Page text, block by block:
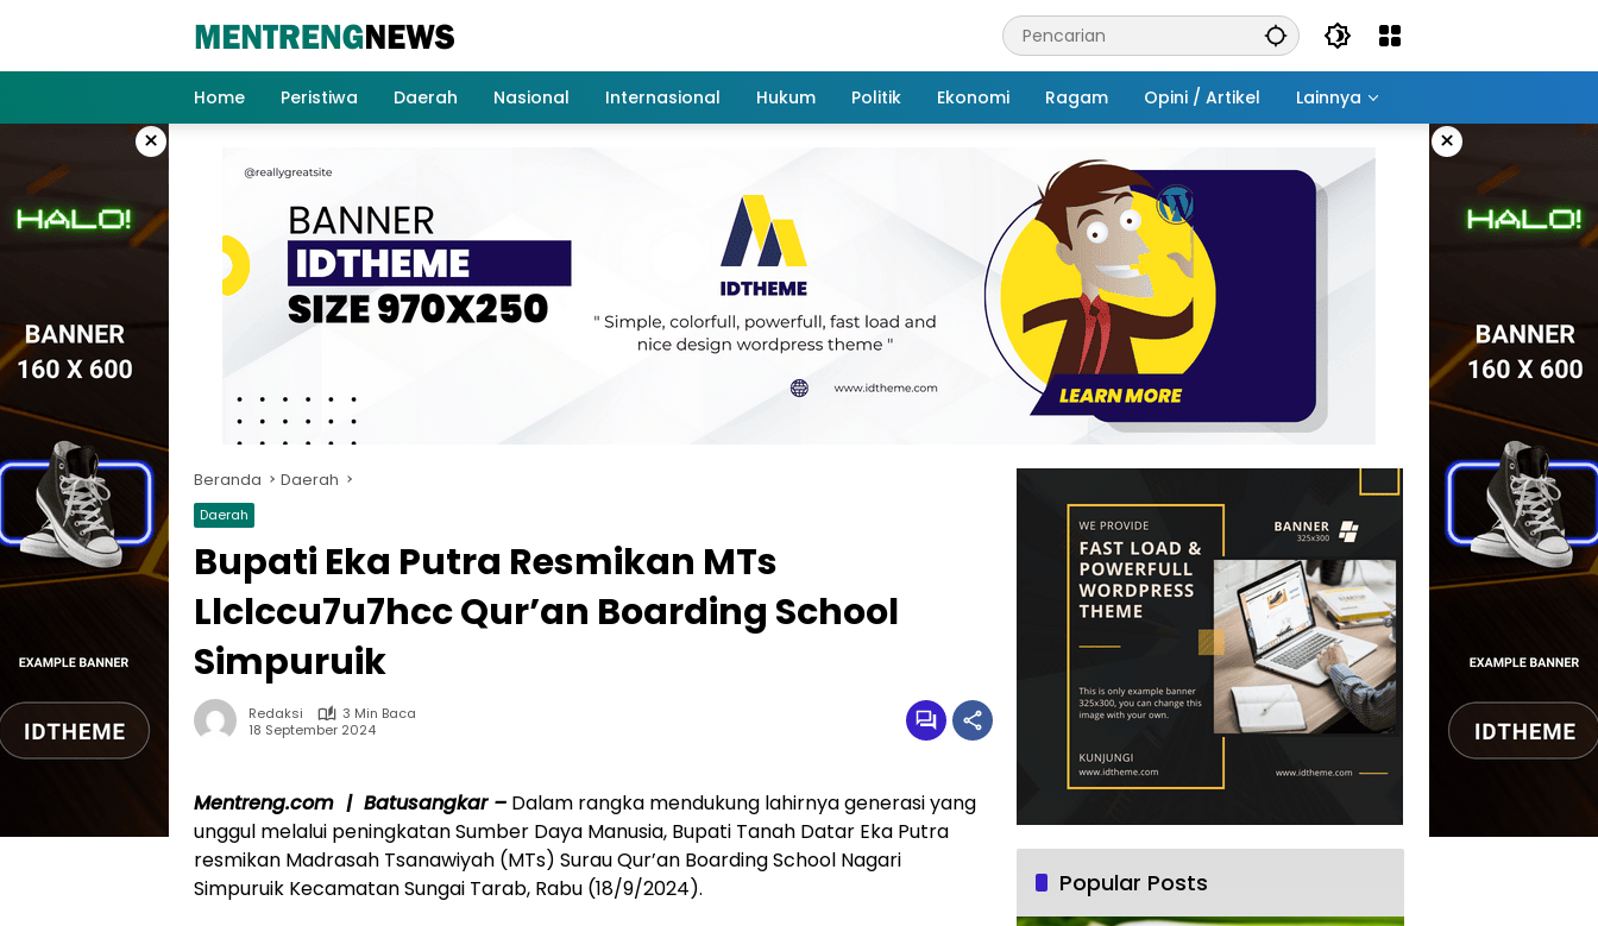
Home
Peristiwa Daerah Nasional Internasional Hukum Politik Ekonomi Ragam Opini / Artikel Lainnya
× ×
Beranda Daerah
Daerah
Bupati Eka Putra Resmikan MTs
Llclccu7u7hcc Qur’an Boarding School
Simpuruik
Redaksi
3 Min Baca
18 September 2024
Mentreng.com | Batusangkar – Dalam rangka mendukung lahirnya generasi yang
unggul melalui peningkatan Sumber Daya Manusia, Bupati Tanah Datar Eka Putra
resmikan Madrasah Tsanawiyah (MTs) Surau Qur’an Boarding School Nagari
Simpuruik Kecamatan Sungai Tarab, Rabu (18/9/2024).
Popular Posts